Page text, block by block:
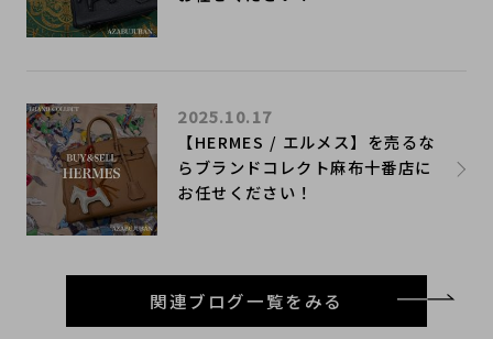
【HERMES / エルメス】を売るな
らブランドコレクト麻布十番店に
お任せください！
2025.10.17
関連ブログ一覧をみる